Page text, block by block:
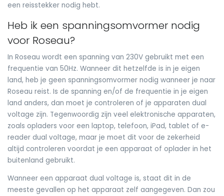
een reisstekker nodig hebt.
Heb ik een spanningsomvormer nodig
voor Roseau?
In Roseau wordt een spanning van 230V gebruikt met een
frequentie van 50Hz. Wanneer dit hetzelfde is in je eigen
land, heb je geen spanningsomvormer nodig wanneer je naar
Roseau reist. Is de spanning en/of de frequentie in je eigen
land anders, dan moet je controleren of je apparaten dual
voltage zijn. Tegenwoordig zijn veel elektronische apparaten,
zoals opladers voor een laptop, telefoon, iPad, tablet of e-
reader dual voltage, maar je moet dit voor de zekerheid
altijd controleren voordat je een apparaat of oplader in het
buitenland gebruikt.
Wanneer een apparaat dual voltage is, staat dit in de
meeste gevallen op het apparaat zelf aangegeven. Dan zou